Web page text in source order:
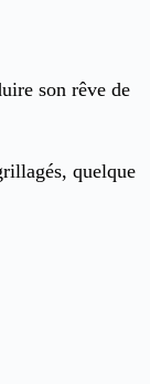
son rêve de
quelque